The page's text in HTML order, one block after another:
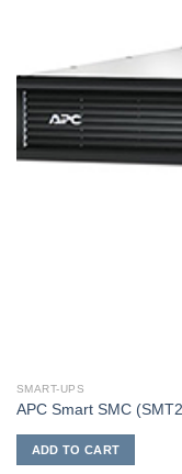
SMART-UPS
APC Smart SMC
ADD TO CART